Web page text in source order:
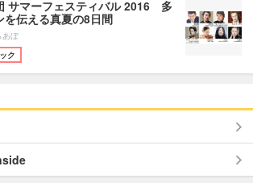
サマーフェスティバル 2016 多
伝える真夏の8日間
あぼ
ク